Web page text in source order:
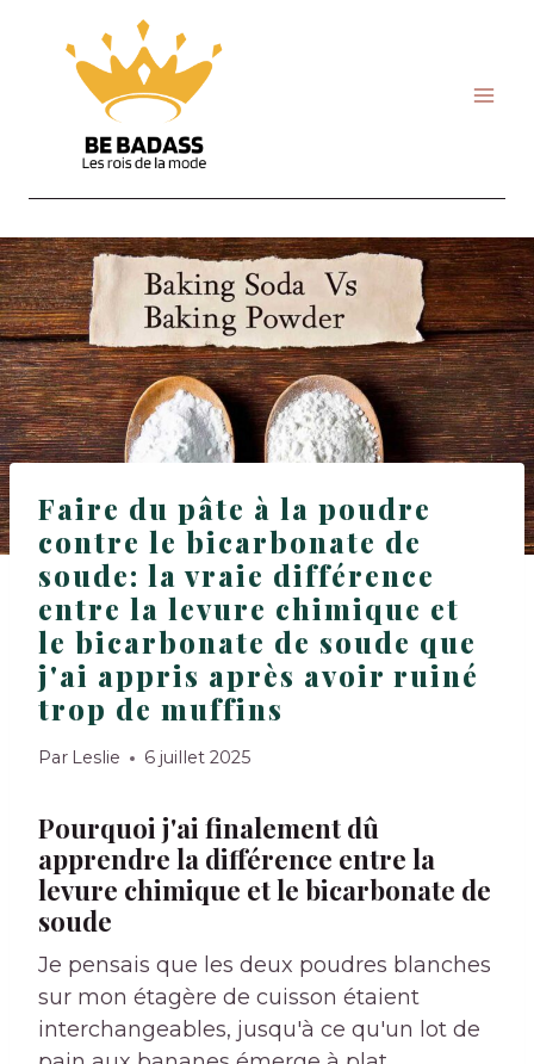
content
Faire du pâte à la poudre
contre le bicarbonate de
soude: la vraie différence
entre la levure chimique et
le bicarbonate de soude que
j'ai appris après avoir ruiné
trop de muffins
Par Leslie 6 juillet 2025
Pourquoi j'ai finalement dû
apprendre la différence entre la
levure chimique et le bicarbonate de
soude
Je pensais que les deux poudres blanches
sur mon étagère de cuisson étaient
interchangeables, jusqu'à ce qu'un lot de